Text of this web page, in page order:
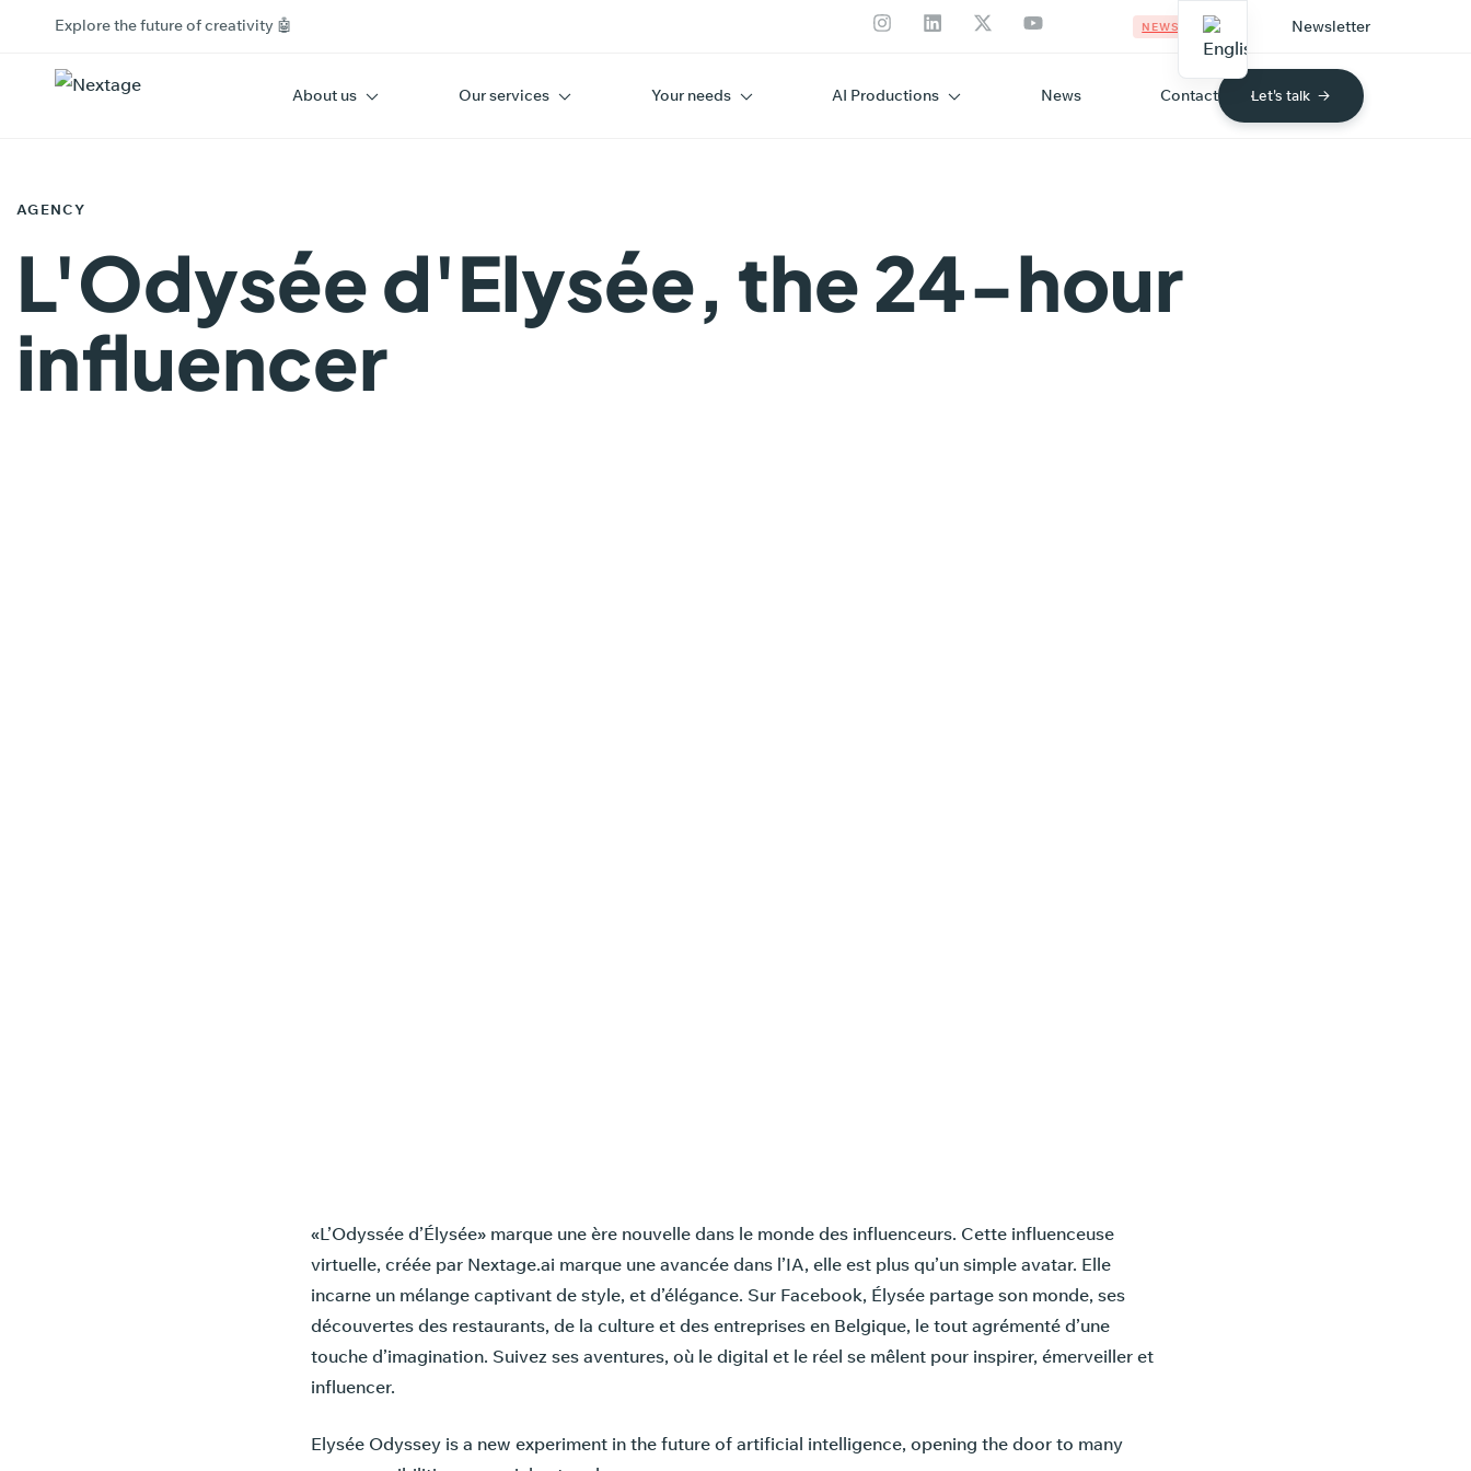
Explore the future of creativity 🤖 NEWS Newsletter
About us Our services Your needs AI Productions News Contact Let's talk
AGENCY
L'Odysée d'Elysée, the 24-hour
influencer
«L’Odyssée d’Élysée» marque une ère nouvelle dans le monde des influenceurs. Cette influenceuse
virtuelle, créée par Nextage.ai marque une avancée dans l’IA, elle est plus qu’un simple avatar. Elle
incarne un mélange captivant de style, et d’élégance. Sur Facebook, Élysée partage son monde, ses
découvertes des restaurants, de la culture et des entreprises en Belgique, le tout agrémenté d’une
touche d’imagination. Suivez ses aventures, où le digital et le réel se mêlent pour inspirer, émerveiller et
influencer.
Elysée Odyssey is a new experiment in the future of artificial intelligence, opening the door to many